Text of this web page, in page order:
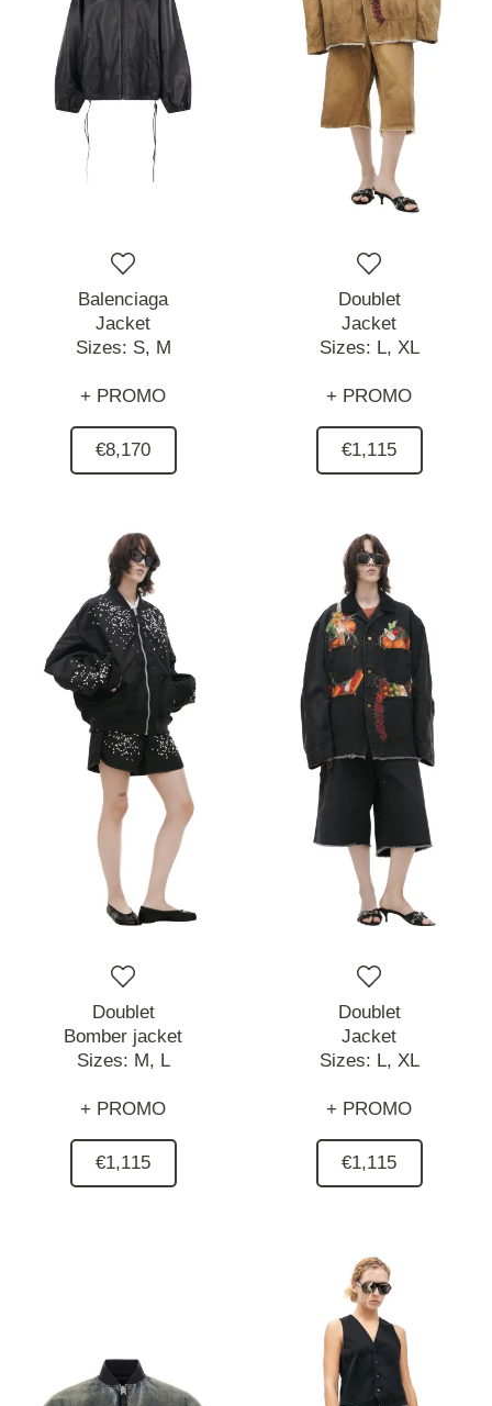
Balenciaga
Jacket
Sizes: S, M
+ PROMO
€8,170
Doublet
Jacket
Sizes: L, XL
+ PROMO
€1,115
Doublet
Bomber jacket
Sizes: M, L
+ PROMO
€1,115
Doublet
Jacket
Sizes: L, XL
+ PROMO
€1,115